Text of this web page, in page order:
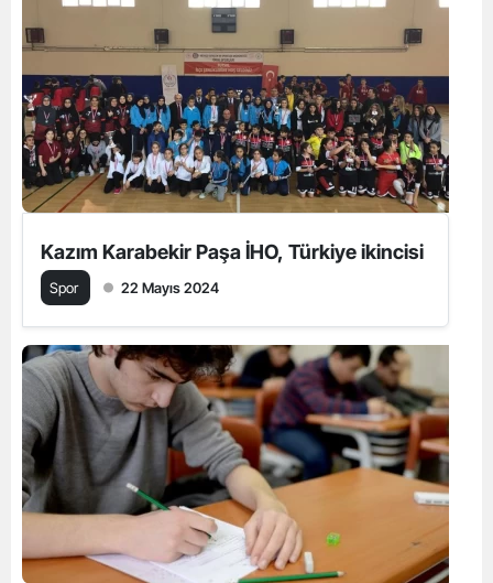
Kazım Karabekir Paşa İHO, Türkiye ikincisi
Spor 22 Mayıs 2024